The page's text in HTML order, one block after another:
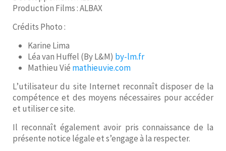
Production Films : ALBAX
Crédits Photo :
Karine Lima
Léa van Huffel (By L&M) by-lm.fr
Mathieu Vié mathieuvie.com
L’utilisateur du site Internet reconnaît disposer de la
compétence et des moyens nécessaires pour accéder
et utiliser ce site.
Il reconnaît également avoir pris connaissance de la
présente notice légale et s’engage à la respecter.